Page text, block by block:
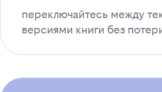
переключайтесь между
версиями книги без